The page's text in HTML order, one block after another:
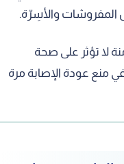
المفروشات والأسِرّة.
لا تؤثر على صحة
منع عودة الإصابة مرة